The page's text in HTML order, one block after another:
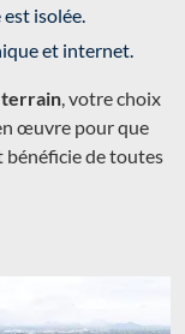
isolée.
et internet.
terrain , votre choix
œuvre pour que
de toutes